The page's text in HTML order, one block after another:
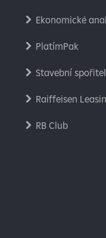
Ekonomické
PlatímPak
Stavební
Raiffeisen
RB Club